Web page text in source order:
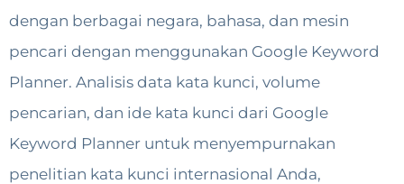
dengan berbagai negara, bahasa, dan mesin
pencari dengan menggunakan Google Keyword
Planner. Analisis data kata kunci, volume
pencarian, dan ide kata kunci dari Google
Keyword Planner untuk menyempurnakan
penelitian kata kunci internasional Anda,